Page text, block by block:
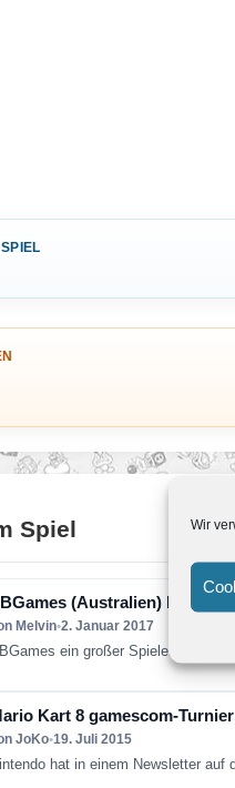
Wir
Spiel
(Australien) listete
Melvin•2. Januar 2017
ein großer Spielehändler
Kart 8 gamescom-Turnier
JoKo•19. Juli 2015
hat in einem Newsletter